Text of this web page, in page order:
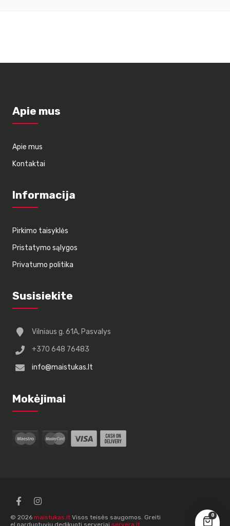
0
Apie mus
Apie mus
Kontaktai
Informacija
Pirkimo taisyklės
Pristatymo sąlygos
Privatumo politika
Susisiekite
Vilniaus g. 61A, Pasvalys
+370 648 76483
info@maistukas.lt
Mokėjimai
© 2026 maistukas.lt Visos teisės saugomos. Greiti
el.parduotuvių dedikuoti serveriai servera.lt